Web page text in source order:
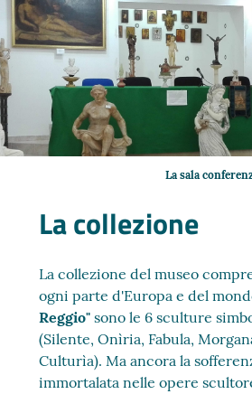
La sala
La collezione
La collezione del museo
ogni parte d'Europa e del
Reggio" sono le 6 sculture
(Silente, Onìria, Fabula,
Culturìa). Ma ancora la
immortalata nelle opere